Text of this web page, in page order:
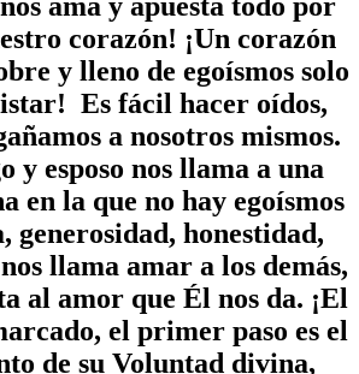
corazón! ¡Un corazón
y lleno de egoísmos solo
Es fácil hacer oídos,
a nosotros mismos.
y esposo nos llama a una
en la que no hay egoísmos
generosidad, honestidad,
llama amar a los demás,
al amor que Él nos da. ¡El
el primer paso es el
de su Voluntad divina,